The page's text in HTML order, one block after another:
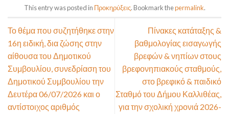
This entry was posted in Προκηρύξεις. Bookmark thepermalink.
Το θέμα που συζητήθηκε στην
16η ειδική, δια ζώσης στην
αίθουσα του Δημοτικού
Συμβουλίου, συνεδρίαση του
Δημοτικού Συμβουλίου την
Δευτέρα 06/07/2026 και ο
αντίστοιχος αριθμός
Πίνακες κατάταξης &
βαθμολογίας εισαγωγής
βρεφών & νηπίων στους
βρεφονηπιακούς σταθμούς,
στο βρεφικό & παιδικό
Σταθμό του Δήμου Καλλιθέας,
για την σχολική χρονιά 2026-